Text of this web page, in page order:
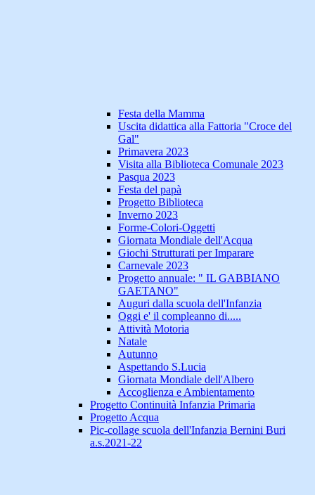
Festa della Mamma
Uscita didattica alla Fattoria "Croce del
Gal"
Primavera 2023
Visita alla Biblioteca Comunale 2023
Pasqua 2023
Festa del papà
Progetto Biblioteca
Inverno 2023
Forme-Colori-Oggetti
Giornata Mondiale dell'Acqua
Giochi Strutturati per Imparare
Carnevale 2023
Progetto annuale: " IL GABBIANO
GAETANO"
Auguri dalla scuola dell'Infanzia
Oggi e' il compleanno di.....
Attività Motoria
Natale
Autunno
Aspettando S.Lucia
Giornata Mondiale dell'Albero
Accoglienza e Ambientamento
Progetto Continuità Infanzia Primaria
Progetto Acqua
Pic-collage scuola dell'Infanzia Bernini Buri
a.s.2021-22